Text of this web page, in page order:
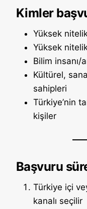
Kimler
Yüksek
Yüksek
Bilim insanı/
Kültürel,
sahipleri
Türkiye’nin
kişiler
Başvuru
Türkiye içi
kanalı seçilir